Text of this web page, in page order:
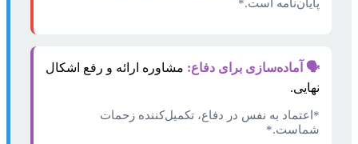
🗣️ آماده‌سازی برای دفاع: مشاوره ارائه و رفع اشکال
نهایی.
*اعتماد به نفس در دفاع، تکمیل‌کننده زحمات
شماست.*